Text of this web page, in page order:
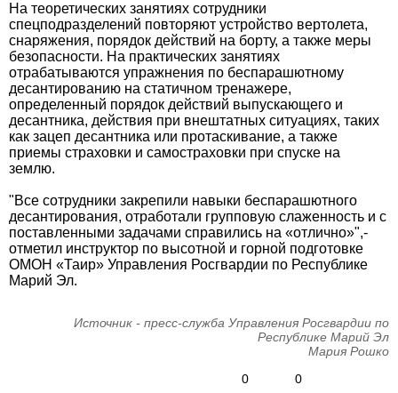
На теоретических занятиях сотрудники
спецподразделений повторяют устройство вертолета,
снаряжения, порядок действий на борту, а также меры
безопасности. На практических занятиях
отрабатываются упражнения по беспарашютному
десантированию на статичном тренажере,
определенный порядок действий выпускающего и
десантника, действия при внештатных ситуациях, таких
как зацеп десантника или протаскивание, а также
приемы страховки и самостраховки при спуске на
землю.
"Все сотрудники закрепили навыки беспарашютного
десантирования, отработали групповую слаженность и с
поставленными задачами справились на «отлично»",-
отметил инструктор по высотной и горной подготовке
ОМОН «Таир» Управления Росгвардии по Республике
Марий Эл.
Источник - пресс-служба Управления Росгвардии по
Республике Марий Эл
Мария Рошко
0
0